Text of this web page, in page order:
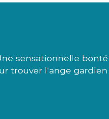
sensationnelle
trouver l'ange